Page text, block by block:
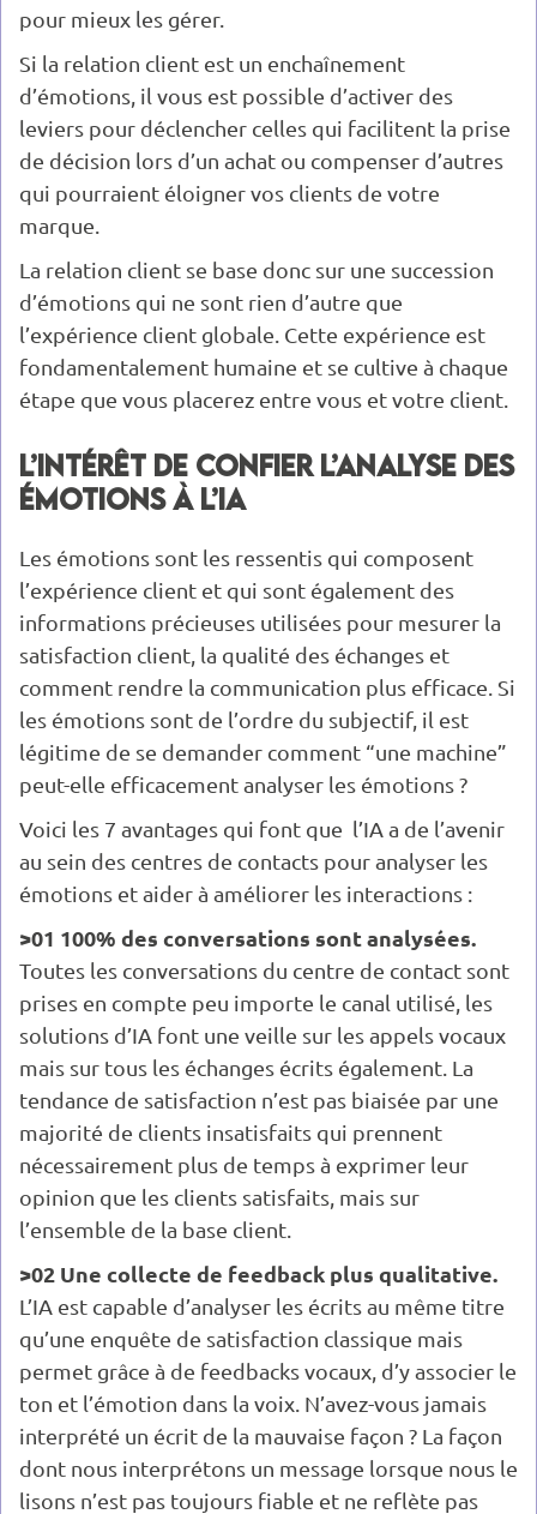
pour mieux les gérer.
Si la relation client est un enchaînement
d’émotions, il vous est possible d’activer des
leviers pour déclencher celles qui facilitent la prise
de décision lors d’un achat ou compenser d’autres
qui pourraient éloigner vos clients de votre
marque.
La relation client se base donc sur une succession
d’émotions qui ne sont rien d’autre que
l’expérience client globale. Cette expérience est
fondamentalement humaine et se cultive à chaque
étape que vous placerez entre vous et votre client.
L’intérêt de confier l’analyse des
émotions à l’IA
Les émotions sont les ressentis qui composent
l’expérience client et qui sont également des
informations précieuses utilisées pour mesurer la
satisfaction client, la qualité des échanges et
comment rendre la communication plus efficace. Si
les émotions sont de l’ordre du subjectif, il est
légitime de se demander comment “une machine”
peut-elle efficacement analyser les émotions ?
Voici les 7 avantages qui font que l’IA a de l’avenir
au sein des centres de contacts pour analyser les
émotions et aider à améliorer les interactions :
>01 100% des conversations sont analysées.
Toutes les conversations du centre de contact sont
prises en compte peu importe le canal utilisé, les
solutions d’IA font une veille sur les appels vocaux
mais sur tous les échanges écrits également. La
tendance de satisfaction n’est pas biaisée par une
majorité de clients insatisfaits qui prennent
nécessairement plus de temps à exprimer leur
opinion que les clients satisfaits, mais sur
l’ensemble de la base client.
>02 Une collecte de feedback plus qualitative.
L’IA est capable d’analyser les écrits au même titre
qu’une enquête de satisfaction classique mais
permet grâce à de feedbacks vocaux, d’y associer le
ton et l’émotion dans la voix. N’avez-vous jamais
interprété un écrit de la mauvaise façon ? La façon
dont nous interprétons un message lorsque nous le
lisons n’est pas toujours fiable et ne reflète pas